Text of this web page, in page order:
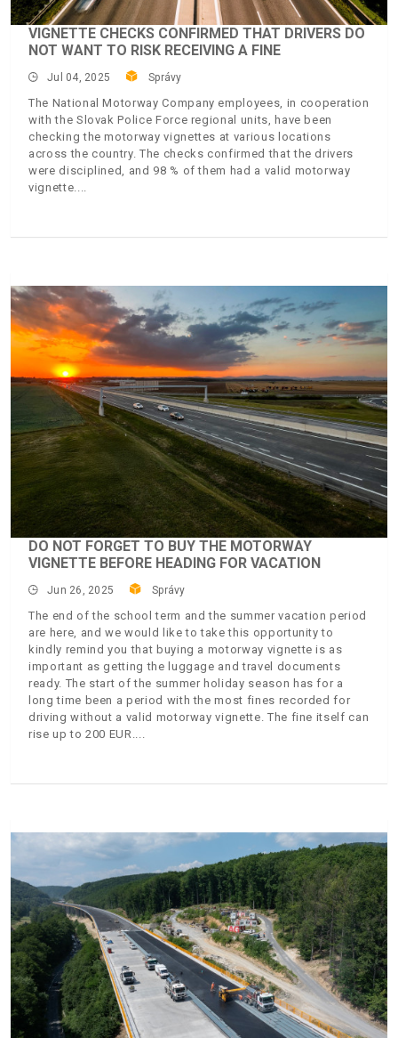
VIGNETTE CHECKS CONFIRMED THAT DRIVERS DO
NOT WANT TO RISK RECEIVING A FINE
Jul 04, 2025 Správy
The National Motorway Company employees, in cooperation
with the Slovak Police Force regional units, have been
checking the motorway vignettes at various locations
across the country. The checks confirmed that the drivers
were disciplined, and 98 % of them had a valid motorway
vignette.
DO NOT FORGET TO BUY THE MOTORWAY
VIGNETTE BEFORE HEADING FOR VACATION
Jun 26, 2025 Správy
The end of the school term and the summer vacation period
are here, and we would like to take this opportunity to
kindly remind you that buying a motorway vignette is as
important as getting the luggage and travel documents
ready. The start of the summer holiday season has for a
long time been a period with the most fines recorded for
driving without a valid motorway vignette. The fine itself can
rise up to 200 EUR.